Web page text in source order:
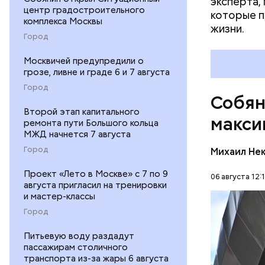
центр градостроительного
комплекса Москвы
Город
Москвичей предупредили о
грозе, ливне и граде 6 и 7 августа
Город
Второй этап капитального
ремонта пути Большого кольца
МЖД начнется 7 августа
Город
Проект «Лето в Москве» с 7 по 9
августа пригласил на тренировки
и мастер-классы
Город
Питьевую воду раздадут
пассажирам столичного
транспорта из-за жары 6 августа
которые
жизни.
Михаил
06 августа
— В
и трех
МАКС